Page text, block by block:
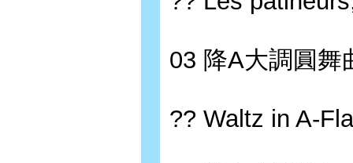
03 降A大調圓舞
?? Waltz in A-